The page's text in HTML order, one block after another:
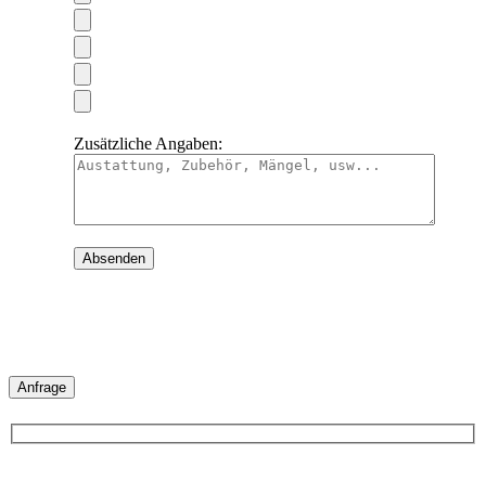
Zusätzliche Angaben:
Anfrage